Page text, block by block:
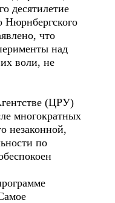
десятилетие
Нюрнбергского
что
над
воли, не
(ЦРУ)
многократных
незаконной,
по